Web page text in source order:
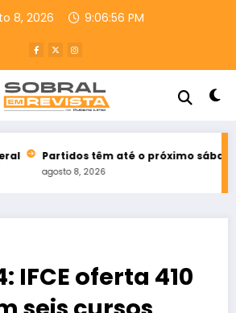
8, 2026 9:06:58 PM
têm até o próximo sábado para
2026
IFCE oferta 410